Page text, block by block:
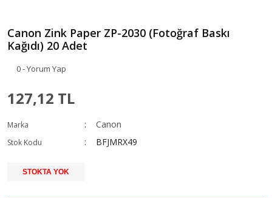
Canon Zink Paper ZP-2030 (Fotoğraf Baskı
Kağıdı) 20 Adet
0 - Yorum Yap
127,12 TL
Marka Canon
Stok Kodu BFJMRX49
STOKTA YOK